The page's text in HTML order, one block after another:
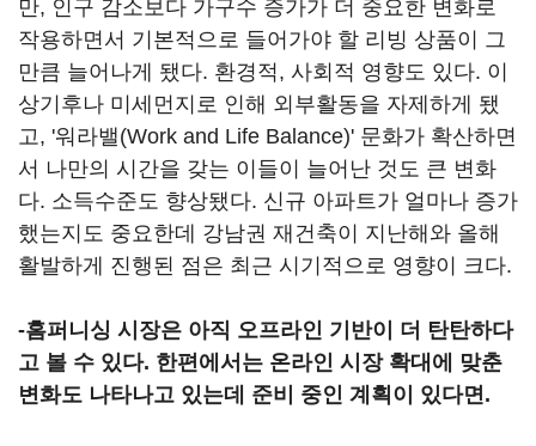
만, 인구 감소보다 가구수 증가가 더 중요한 변화로
작용하면서 기본적으로 들어가야 할 리빙 상품이 그
만큼 늘어나게 됐다. 환경적, 사회적 영향도 있다. 이
상기후나 미세먼지로 인해 외부활동을 자제하게 됐
고, '워라밸(Work and Life Balance)' 문화가 확산하면
서 나만의 시간을 갖는 이들이 늘어난 것도 큰 변화
다. 소득수준도 향상됐다. 신규 아파트가 얼마나 증가
했는지도 중요한데 강남권 재건축이 지난해와 올해
활발하게 진행된 점은 최근 시기적으로 영향이 크다.
-홈퍼니싱 시장은 아직 오프라인 기반이 더 탄탄하다
고 볼 수 있다. 한편에서는 온라인 시장 확대에 맞춘
변화도 나타나고 있는데 준비 중인 계획이 있다면.